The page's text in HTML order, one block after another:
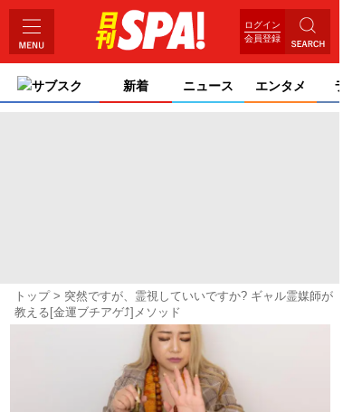
ログイン
会員登録
サブスク 新着 ニュース エンタメ
トップ
突然ですが、霊視していいですか? ギャル霊媒師が
教える[金運ブチアゲ⤴]メソッド